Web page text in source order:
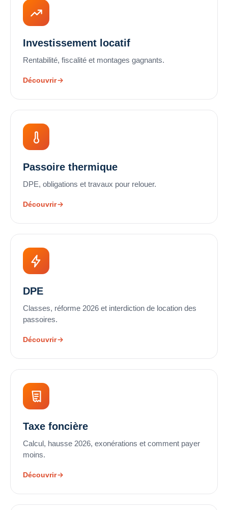
Investissement locatif
Rentabilité, fiscalité et montages gagnants.
Découvrir
Passoire thermique
DPE, obligations et travaux pour relouer.
Découvrir
DPE
Classes, réforme 2026 et interdiction de location des
passoires.
Découvrir
Taxe foncière
Calcul, hausse 2026, exonérations et comment payer
moins.
Découvrir